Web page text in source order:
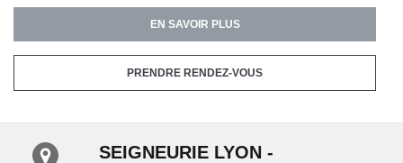
EN SAVOIR PLUS
PRENDRE RENDEZ-VOUS
SEIGNEURIE LYON -